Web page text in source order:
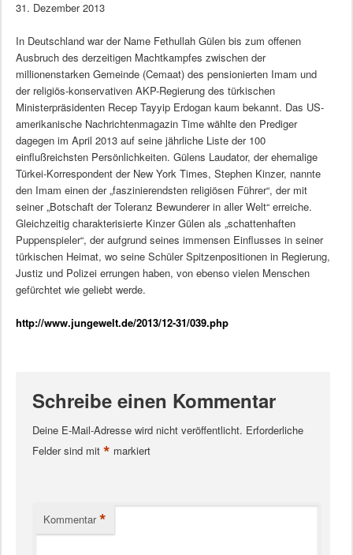
31. Dezember 2013
In Deutschland war der Name Fethullah Gülen bis zum offenen
Ausbruch des derzeitigen Machtkampfes zwischen der
millionenstarken Gemeinde (Cemaat) des pensionierten Imam und
der religiös-konservativen AKP-Regierung des türkischen
Ministerpräsidenten Recep Tayyip Erdogan kaum bekannt. Das US-
amerikanische Nachrichtenmagazin Time wählte den Prediger
dagegen im April 2013 auf seine jährliche Liste der 100
einflußreichsten Persönlichkeiten. Gülens Laudator, der ehemalige
Türkei-Korrespondent der New York Times, Stephen Kinzer, nannte
den Imam einen der „faszinierendsten religiösen Führer“, der mit
seiner „Botschaft der Toleranz Bewunderer in aller Welt“ erreiche.
Gleichzeitig charakterisierte Kinzer Gülen als „schattenhaften
Puppenspieler“, der aufgrund seines immensen Einflusses in seiner
türkischen Heimat, wo seine Schüler Spitzenpositionen in Regierung,
Justiz und Polizei errungen haben, von ebenso vielen Menschen
gefürchtet wie geliebt werde.
http://www.jungewelt.de/2013/12-31/039.php
Schreibe einen Kommentar
Deine E-Mail-Adresse wird nicht veröffentlicht. Erforderliche
Felder sind mit * markiert
Kommentar *